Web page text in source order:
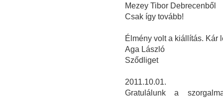
Mezey Tibor Debrecenből
Csak így tovább!
Élmény volt a kiállítás. Kár
Aga László
Sződliget
2011.10.01.
Gratulálunk a